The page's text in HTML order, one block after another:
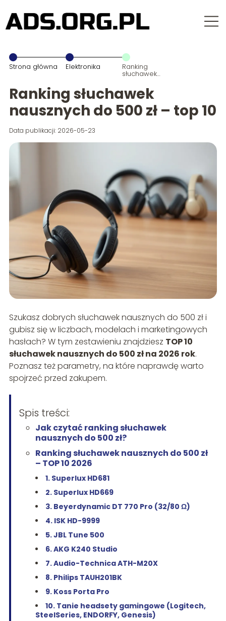
Strona główna Elektronika Ranking
słuchawek
500 zł – top 10
Ranking słuchawek
nausznych do 500 zł – top 10
Data publikacji: 2026-05-23
Szukasz dobrych słuchawek nausznych do 500 zł i
gubisz się w liczbach, modelach i marketingowych
hasłach? W tym zestawieniu znajdziesz TOP 10
słuchawek nausznych do 500 zł na 2026 rok.
Poznasz też parametry, na które naprawdę warto
spojrzeć przed zakupem.
Spis treści:
Jak czytać ranking słuchawek
nausznych do 500 zł?
Ranking słuchawek nausznych do 500 zł
– TOP 10 2026
1. Superlux HD681
2. Superlux HD669
3. Beyerdynamic DT 770 Pro (32/80 Ω)
4. ISK HD-9999
5. JBL Tune 500
6. AKG K240 Studio
7. Audio-Technica ATH-M20X
8. Philips TAUH201BK
9. Koss Porta Pro
10. Tanie headsety gamingowe (Logitech,
SteelSeries, ENDORFY, Genesis)